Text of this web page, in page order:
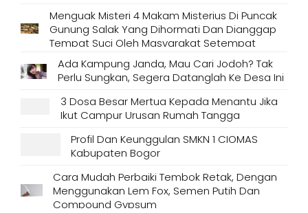
Menguak Misteri 4 Makam Misterius Di Puncak
Gunung Salak Yang Dihormati Dan Dianggap
Tempat Suci Oleh Masyarakat Setempat
Ada Kampung Janda, Mau Cari Jodoh? Tak
Perlu Sungkan, Segera Datanglah Ke Desa Ini
3 Dosa Besar Mertua Kepada Menantu Jika
Ikut Campur Urusan Rumah Tangga
Profil Dan Keunggulan SMKN 1 CIOMAS
Kabupaten Bogor
Cara Mudah Perbaiki Tembok Retak, Dengan
Menggunakan Lem Fox, Semen Putih Dan
Compound Gypsum